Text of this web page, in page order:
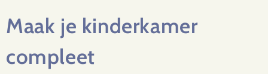
Maak je kinderkamer
compleet